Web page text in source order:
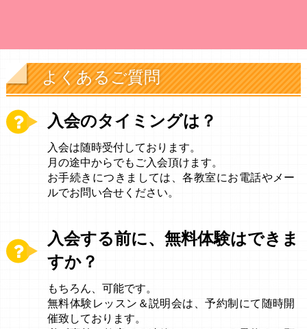
よくあるご質問
入会のタイミングは？
入会は随時受付しております。
月の途中からでもご入会頂けます。
お手続きにつきましては、各教室にお電話やメー
ルでお問い合せください。
入会する前に、無料体験はできま
すか？
もちろん、可能です。
無料体験レッスン＆説明会は、予約制にて随時開
催致しております。